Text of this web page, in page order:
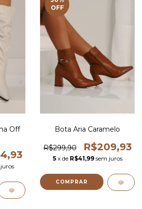
Off
OFF
Bota Aria Caramelo
R$299,90 R$209,93
5 x de R$41,99 sem juros
COMPRAR